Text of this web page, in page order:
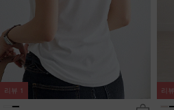
리뷰 1 리뷰